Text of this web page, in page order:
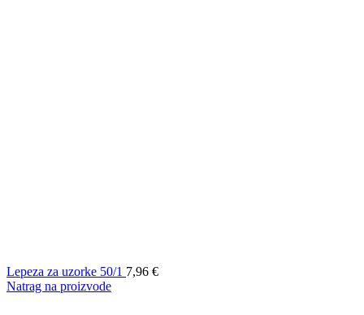
Lepeza za uzorke 50/1 7,96 €
Natrag na proizvode